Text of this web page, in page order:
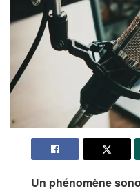
Un phénomène